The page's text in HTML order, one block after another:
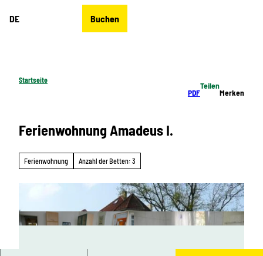
DE Buchen
Startseite
PDF
Teilen
Merken
Ferienwohnung Amadeus I.
Ferienwohnung Anzahl der Betten: 3